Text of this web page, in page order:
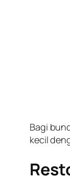
Bagi
kecil